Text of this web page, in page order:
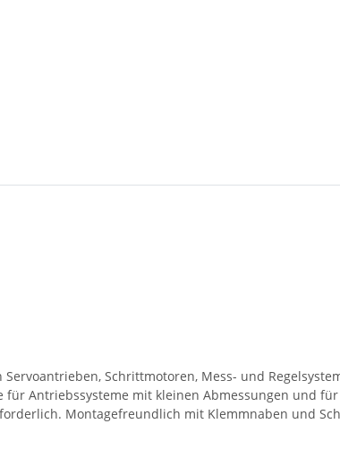
Schrittmotoren, Mess- und
Antriebssysteme mit kleinen Abmessungen und
Montagefreundlich mit Klemmnaben und